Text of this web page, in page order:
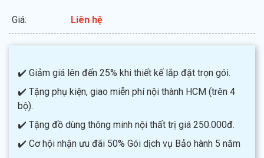
Giá: Liên hệ
✔️ Giảm giá lên đến 25% khi thiết kế lắp đặt trọn gói.
✔️ Tặng phụ kiện, giao miễn phí nội thành HCM (trên 4
bộ).
✔️ Tặng đồ dùng thông minh nội thất trị giá 250.000đ.
✔️ Cơ hội nhận ưu đãi 50% Gói dịch vụ Bảo hành 5 năm